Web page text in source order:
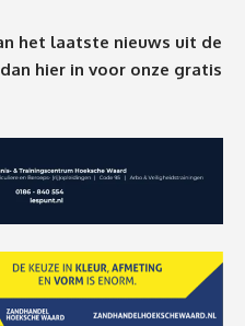
het laatste nieuws uit de
hier in voor onze gratis